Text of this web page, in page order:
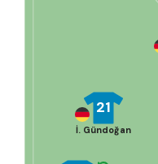
21
İ. Gündoğan